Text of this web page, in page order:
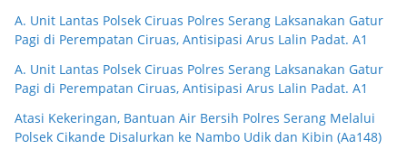
A. Unit Lantas Polsek Ciruas Polres Serang Laksanakan Gatur
Pagi di Perempatan Ciruas, Antisipasi Arus Lalin Padat. A1
A. Unit Lantas Polsek Ciruas Polres Serang Laksanakan Gatur
Pagi di Perempatan Ciruas, Antisipasi Arus Lalin Padat. A1
Atasi Kekeringan, Bantuan Air Bersih Polres Serang Melalui
Polsek Cikande Disalurkan ke Nambo Udik dan Kibin (Aa148)